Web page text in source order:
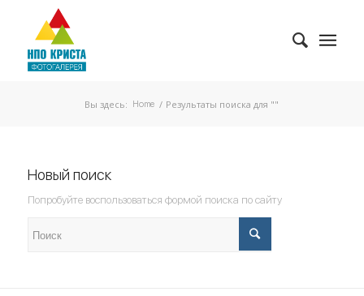
Вы здесь: Home / Результаты поиска для ""
Новый поиск
Попробуйте воспользоваться формой поиска по сайту